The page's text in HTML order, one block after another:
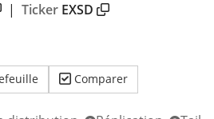
| Ticker EXSD
Comparer